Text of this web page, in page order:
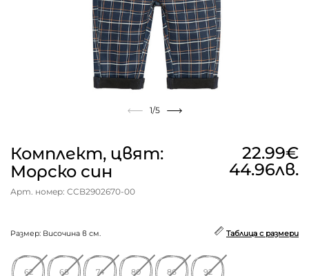
1/5
Комплект, цвят:
Морско син
Арт. номер: CCB2902670-00
22.99€
44.96лв.
Размер: Височина в см. Таблица с размери
62 68 74 80 86 92